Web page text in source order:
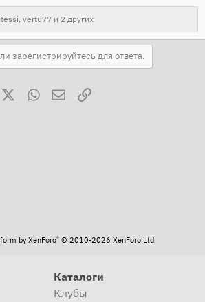
, vertu77 и 2 других
зарегистрируйтесь для ответа.
WhatsAppЭлектронная почта
Ссылка
by XenForo® © 2010-2026 XenForo Ltd.
Каталоги
Клубы